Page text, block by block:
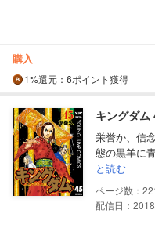
購入
1%還元 ：6ポイント獲得
キングダム
栄誉か、信
態の黒羊に
と読む
配信日：